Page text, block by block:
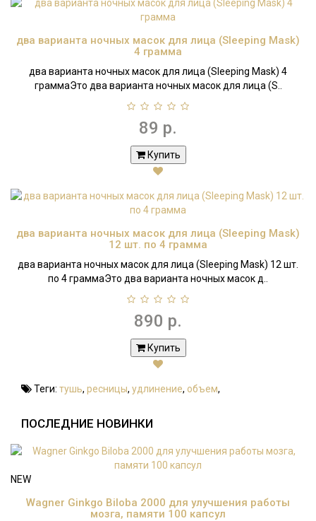
два варианта ночных масок для лица (Sleeping Mask)
4 грамма
два варианта ночных масок для лица (Sleeping Mask) 4
граммаЭто два варианта ночных масок для лица (S..
89 р.
Купить
два варианта ночных масок для лица (Sleeping Mask)
12 шт. по 4 грамма
два варианта ночных масок для лица (Sleeping Mask) 12 шт.
по 4 граммаЭто два варианта ночных масок д..
890 р.
Купить
Теги: тушь, ресницы, удлинение, объем,
ПОСЛЕДНИЕ НОВИНКИ
NEW
Wagner Ginkgo Biloba 2000 для улучшения работы
мозга, памяти 100 капсул